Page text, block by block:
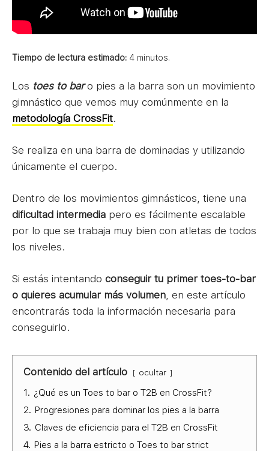
Tiempo de lectura estimado: 4 minutos.
Los toes to baro pies a la barra son un movimiento
gimnástico que vemos muy comúnmente en la
metodología CrossFit.
Se realiza en una barra de dominadas y utilizando
únicamente el cuerpo.
Dentro de los movimientos gimnásticos, tiene una
dificultad intermedia pero es fácilmente escalable
por lo que se trabaja muy bien con atletas de todos
los niveles.
Si estás intentando conseguir tu primer toes-to-bar
o quieres acumular más volumen , en este artículo
encontrarás toda la información necesaria para
conseguirlo.
Contenido del artículo ocultar
1. ¿Qué es un Toes to bar o T2B en CrossFit?
2. Progresiones para dominar los pies a la barra
3. Claves de eficiencia para el T2B en CrossFit
4. Pies a la barra estricto o Toes to bar strict